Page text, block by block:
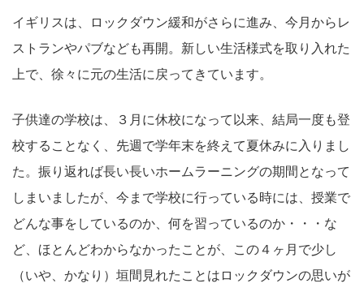
イギリスは、ロックダウン緩和がさらに進み、今月からレ
ストランやパブなども再開。新しい生活様式を取り入れた
上で、徐々に元の生活に戻ってきています。
子供達の学校は、３月に休校になって以来、結局一度も登
校することなく、先週で学年末を終えて夏休みに入りまし
た。振り返れば長い長いホームラーニングの期間となって
しまいましたが、今まで学校に行っている時には、授業で
どんな事をしているのか、何を習っているのか・・・な
ど、ほとんどわからなかったことが、この４ヶ月で少し
（いや、かなり）垣間見れたことはロックダウンの思いが